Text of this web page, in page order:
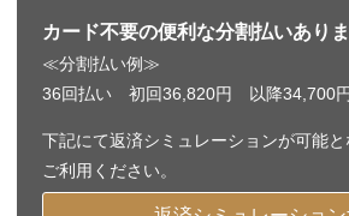
カード不要の便利な分割払いあり
≪分割払い例≫
36回払い 初回36,820円 以降34,700
下記にて返済シミュレーションが可能
ご利用ください。